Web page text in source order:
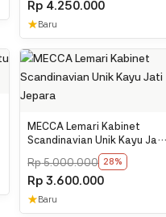
Rp 4.250.000
★ Baru
MECCA Lemari Kabinet
Scandinavian Unik Kayu Jati
Rp5.000.000 28%
Rp 3.600.000
★ Baru